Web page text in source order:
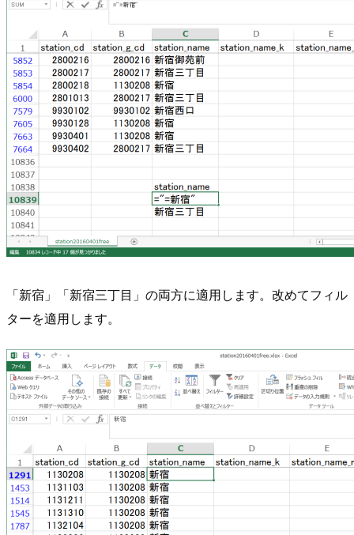
「新宿」「新宿三丁目」の両方に適用します。改めてフィル
ターを適用します。